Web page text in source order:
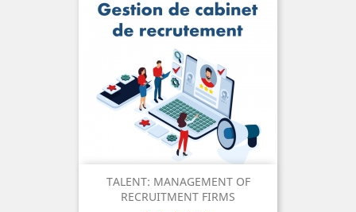
TALENT: MANAGEMENT OF
RECRUITMENT FIRMS